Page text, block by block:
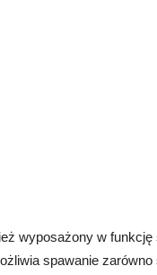
wyposażony w funkcję
spawanie zarówno